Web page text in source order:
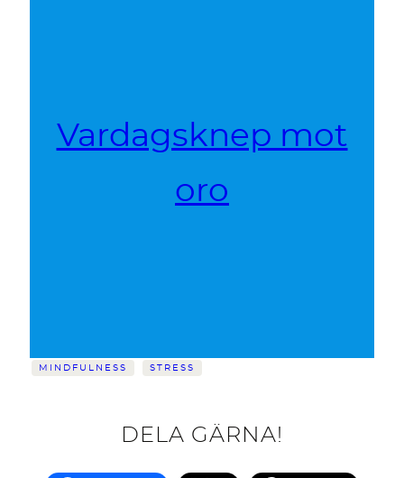
Vardagsknep mot
oro
MINDFULNESS STRESS
DELA GÄRNA!